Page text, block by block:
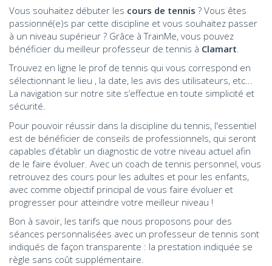
Vous souhaitez débuter les cours de tennis ? Vous êtes
passionné(e)s par cette discipline et vous souhaitez passer
à un niveau supérieur ? Grâce à TrainMe, vous pouvez
bénéficier du meilleur professeur de tennis à Clamart
Trouvez en ligne le prof de tennis qui vous correspond en
sélectionnant le lieu , la date, les avis des utilisateurs, etc...
La navigation sur notre site s’effectue en toute simplicité et
sécurité.
Pour pouvoir réussir dans la discipline du tennis, l'essentiel
est de bénéficier de conseils de professionnels, qui seront
capables d’établir un diagnostic de votre niveau actuel afin
de le faire évoluer. Avec un coach de tennis personnel, vous
retrouvez des cours pour les adultes et pour les enfants,
avec comme objectif principal de vous faire évoluer et
progresser pour atteindre votre meilleur niveau !
Bon à savoir, les tarifs que nous proposons pour des
séances personnalisées avec un professeur de tennis sont
indiqués de façon transparente : la prestation indiquée se
règle sans coût supplémentaire.